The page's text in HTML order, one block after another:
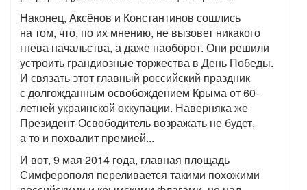
Наконец, Аксёнов и Константинов сошлись
на том, что, по их мнению, не вызовет никакого
гнева начальства, а даже наоборот. Они решили
устроить грандиозные торжества в День Победы.
И связать этот главный российский праздник
с долгожданным освобождением Крыма от 60-
летней украинской оккупации. Наверняка же
Президент-Освободитель возражать не будет,
а то и похвалит премией...
И вот, 9 мая 2014 года, главная площадь
Симферополя переливается такими похожими